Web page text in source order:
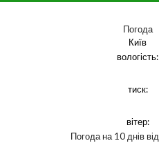
Погода
Київ
вологість:
тиск:
вітер:
Погода на 10 днів від